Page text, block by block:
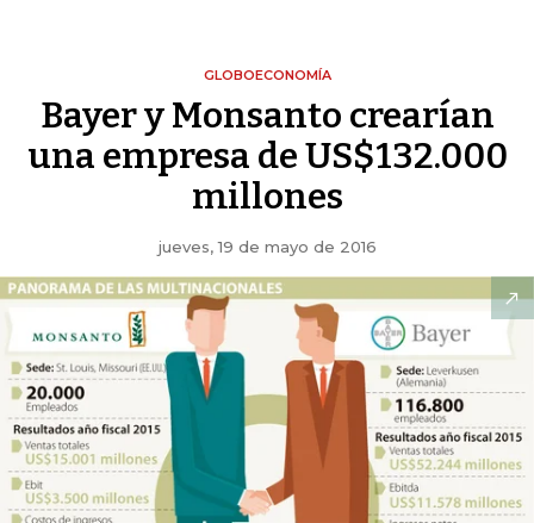
GLOBOECONOMÍA
Bayer y Monsanto crearían
una empresa de US$132.000
millones
jueves, 19 de mayo de 2016